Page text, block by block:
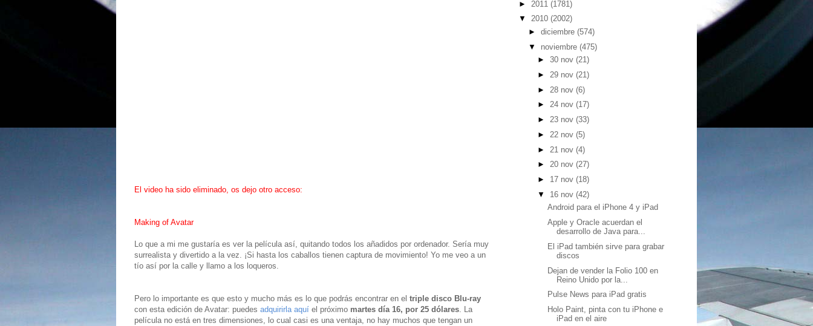
El video ha sido eliminado, os dejo otro acceso:
Making of Avatar
Lo que a mi me gustaría es ver la película así, quitando todos los añadidos por ordenador. Sería muy
surrealista y divertido a la vez. ¡Si hasta los caballos tienen captura de movimiento! Yo me veo a un
tío así por la calle y llamo a los loqueros.
Pero lo importante es que esto y mucho más es lo que podrás encontrar en el triple disco Blu-ray
con esta edición de Avatar: puedes adquirirla aquí el próximo martes día 16, por 25 dólares. La
película no está en tres dimensiones, lo cual casi es una ventaja, no hay muchos que tengan un
► 2011 (1781)
▼ 2010 (2002)
► diciembre (574)
▼ noviembre (475)
►30 nov(21)
► 29 nov(21)
► 28 nov(6)
►24 nov(17)
►23 nov(33)
► 22 nov(5)
► 21 nov(4)
►20 nov(27)
► 17 nov(18)
▼ 16 nov(42)
Android para el iPhone 4 y iPad
Apple y Oracle acuerdan el
desarrollo de Java para...
El iPad también sirve para grabar
discos
Dejan de vender la Folio 100 en
Reino Unido por la...
Pulse News para iPad gratis
Holo Paint, pinta con tu iPhone e
iPad en el aire